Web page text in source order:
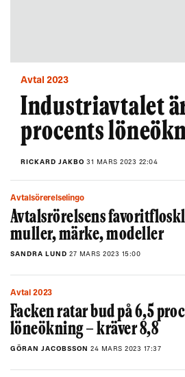
Avtal 2023
Industriavtalet
procents
RICKARD JAKBO 31 MARS 2023 22:04
Avtalsörerelselingo
Avtalsrörelsens
muller, märke, modeller
SANDRA LUND 27 MARS 2023 15:00
Avtal 2023
Facken ratar bud på 6,5
löneökning – kräver 8,8
GÖRAN JACOBSSON 24 MARS 2023 17:37